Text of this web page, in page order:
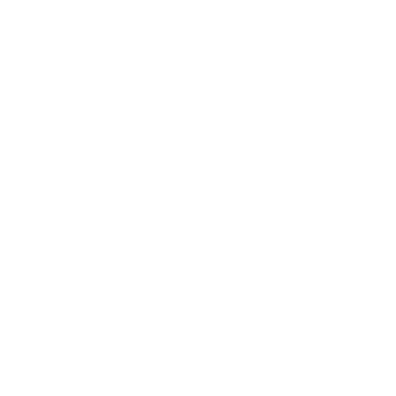
させていただ
了承ください。
き作成されるも
ようお願いしま
です。
ありません。
ず変更すること
1000ppm以下、
下、フタル酸ジブチ
ない年数を意
貨物等」とい
可)を取得する
要な手段を講じ
ムロン制御